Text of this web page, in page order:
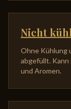
Nicht
Ohne Kühlung
abgefüllt.
und Aromen.